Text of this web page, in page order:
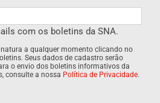
com os boletins da SNA.
a qualquer momento clicando no
Seus dados de cadastro serão
o envio dos boletins informativos da
consulte a nossa Política de Privacidade.